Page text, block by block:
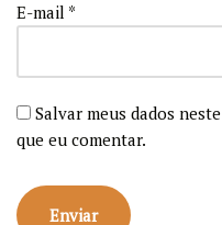
E-mail *
Salvar meus dados
que eu comentar.